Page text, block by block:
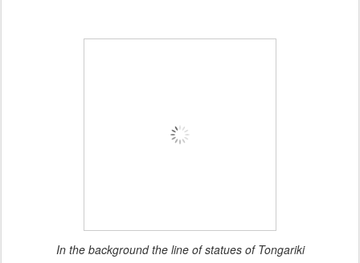
In the background the line of statues of Tongariki